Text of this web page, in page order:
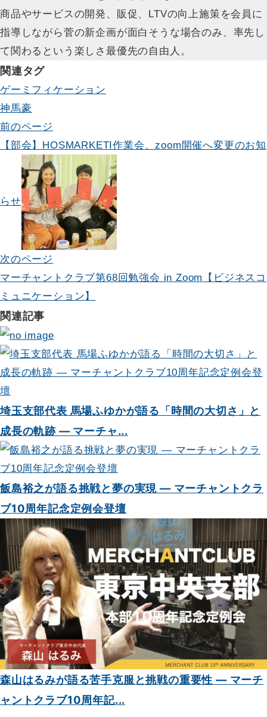
商品やサービスの開発、販促、LTVの向上施策を会員に
指導しながら菅の新企画が面白そうな場合のみ、率先し
て関わるという楽しさ最優先の自由人。
関連タグ
ゲーミフィケーション
神馬豪
投
稿
ビ
シ
ョ
ン
前のページ
【部会】HOSMARKETI作業会、zoom開催へ変更のお知
らせ
次のページ
マーチャントクラブ第68回勉強会 in Zoom【ビジネスコ
ミュニケーション】
関連記事
埼玉支部代表 馬場ふゆかが語る「時間の大切さ」と
成長の軌跡 — マーチャ...
飯島裕之が語る挑戦と夢の実現 — マーチャントクラ
ブ10周年記念定例会登壇
森山はるみが語る苦手克服と挑戦の重要性 — マーチ
ャントクラブ10周年記...